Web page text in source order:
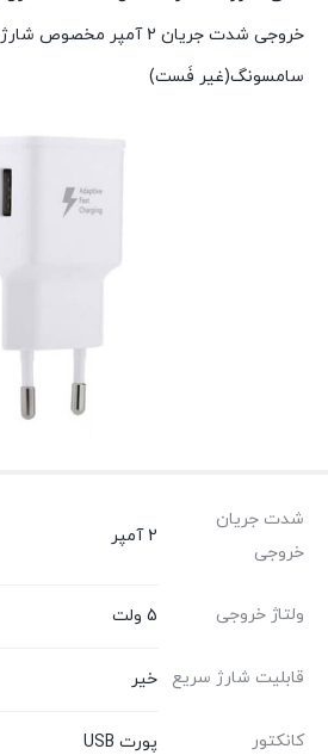
خروجی شدت جریان 2 آمپر
سامسونگ(غیر فَست)
شدت جریان
خروجی
2 آمپر
ولتاژ خروجی 5 ولت
قابلیت شارژ سریع خیر
کانکتور پورت USB